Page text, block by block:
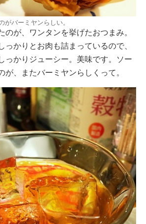
がバーミヤンらしい。
が、ワンタンを挙げたおつまみ。
っかりとお肉も詰まっているので、
っかりジューシー。美味です。ソー
が、またバーミヤンらしくって。